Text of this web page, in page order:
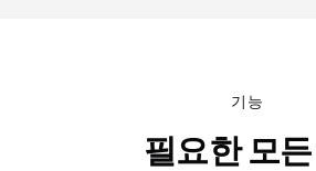
기능
필요한 모